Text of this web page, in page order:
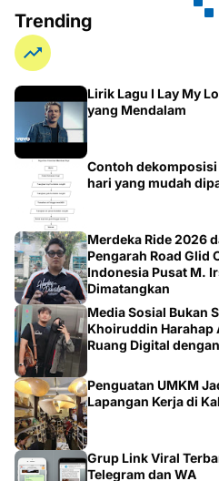
Trending
Lirik Lagu I Lay My
yang Mendalam
Contoh
hari yang mudah
Merdeka Ride 2026
Pengarah Road Glid
Indonesia Pusat M.
Dimatangkan
Media Sosial Bukan
Khoiruddin Harahap
Ruang Digital
Penguatan UMKM
Lapangan Kerja di
Grup Link Viral
Telegram dan WA